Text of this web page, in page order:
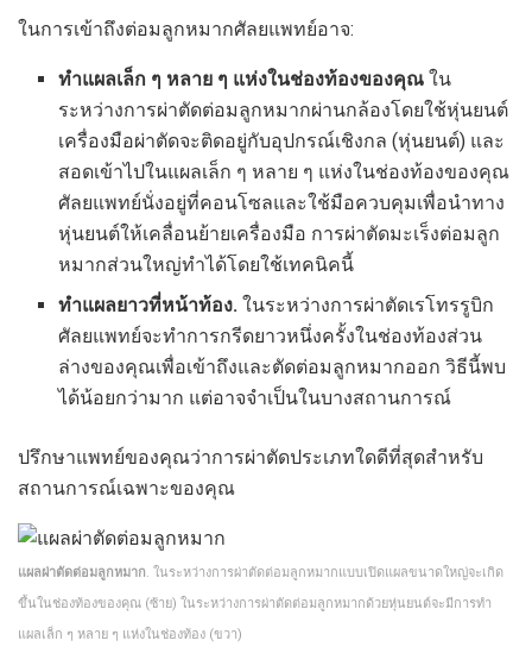
ในการเข้าถึงต่อมลูกหมากศัลยแพทย์อาจ:
ทำแผลเล็ก ๆ หลาย ๆ แห่งในช่องท้องของคุณ ใน
ระหว่างการผ่าตัดต่อมลูกหมากผ่านกล้องโดยใช้หุ่นยนต์
เครื่องมือผ่าตัดจะติดอยู่กับอุปกรณ์เชิงกล (หุ่นยนต์) และ
สอดเข้าไปในแผลเล็ก ๆ หลาย ๆ แห่งในช่องท้องของคุณ
ศัลยแพทย์นั่งอยู่ที่คอนโซลและใช้มือควบคุมเพื่อนำทาง
หุ่นยนต์ให้เคลื่อนย้ายเครื่องมือ การผ่าตัดมะเร็งต่อมลูก
หมากส่วนใหญ่ทำได้โดยใช้เทคนิคนี้
ทำแผลยาวที่หน้าท้อง. ในระหว่างการผ่าตัดเรโทรรูบิก
ศัลยแพทย์จะทำการกรีดยาวหนึ่งครั้งในช่องท้องส่วน
ล่างของคุณเพื่อเข้าถึงและตัดต่อมลูกหมากออก วิธีนี้พบ
ได้น้อยกว่ามาก แต่อาจจำเป็นในบางสถานการณ์
ปรึกษาแพทย์ของคุณว่าการผ่าตัดประเภทใดดีที่สุดสำหรับ
สถานการณ์เฉพาะของคุณ
แผลผ่าตัดต่อมลูกหมาก. ในระหว่างการผ่าตัดต่อมลูกหมากแบบเปิดแผลขนาดใหญ่จะเกิด
ขึ้นในช่องท้องของคุณ (ซ้าย) ในระหว่างการผ่าตัดต่อมลูกหมากด้วยหุ่นยนต์จะมีการทำ
แผลเล็ก ๆ หลาย ๆ แห่งในช่องท้อง (ขวา)